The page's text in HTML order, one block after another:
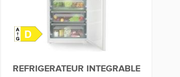
REFRIGERATEUR INTEGRABLE